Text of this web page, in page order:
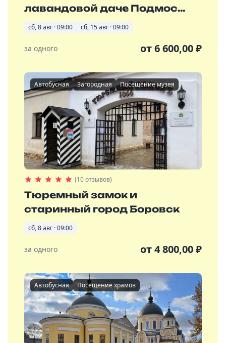
лавандовой даче Подмос...
сб, 8 авг · 09:00 сб, 15 авг · 09:00
за одного от6 600,00₽
Автобусная Загородная Посещение музея
(10 отзывов)
Тюремный замок и
старинный город Боровск
сб, 8 авг · 09:00
за одного от4 800,00₽
Автобусная Посещение храмов